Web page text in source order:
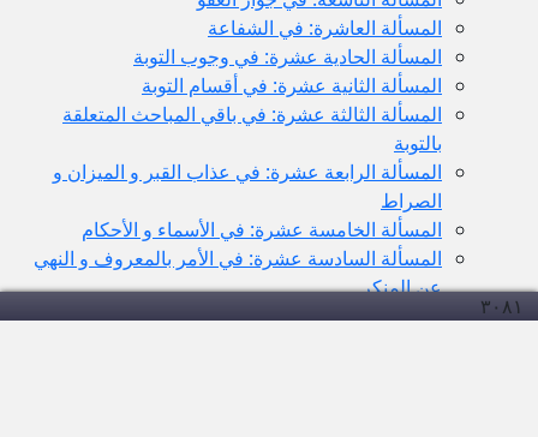
المسألة العاشرة: في الشفاعة
المسألة الحادية عشرة: في وجوب التوبة
المسألة الثانية عشرة: في أقسام التوبة
المسألة الثالثة عشرة: في باقي المباحث المتعلقة
بالتوبة
المسألة الرابعة عشرة: في عذاب القبر و الميزان و
الصراط
المسألة الخامسة عشرة: في الأسماء و الأحكام
المسألة السادسة عشرة: في الأمر بالمعروف و النهي
عن المنكر
۳۰۸۱